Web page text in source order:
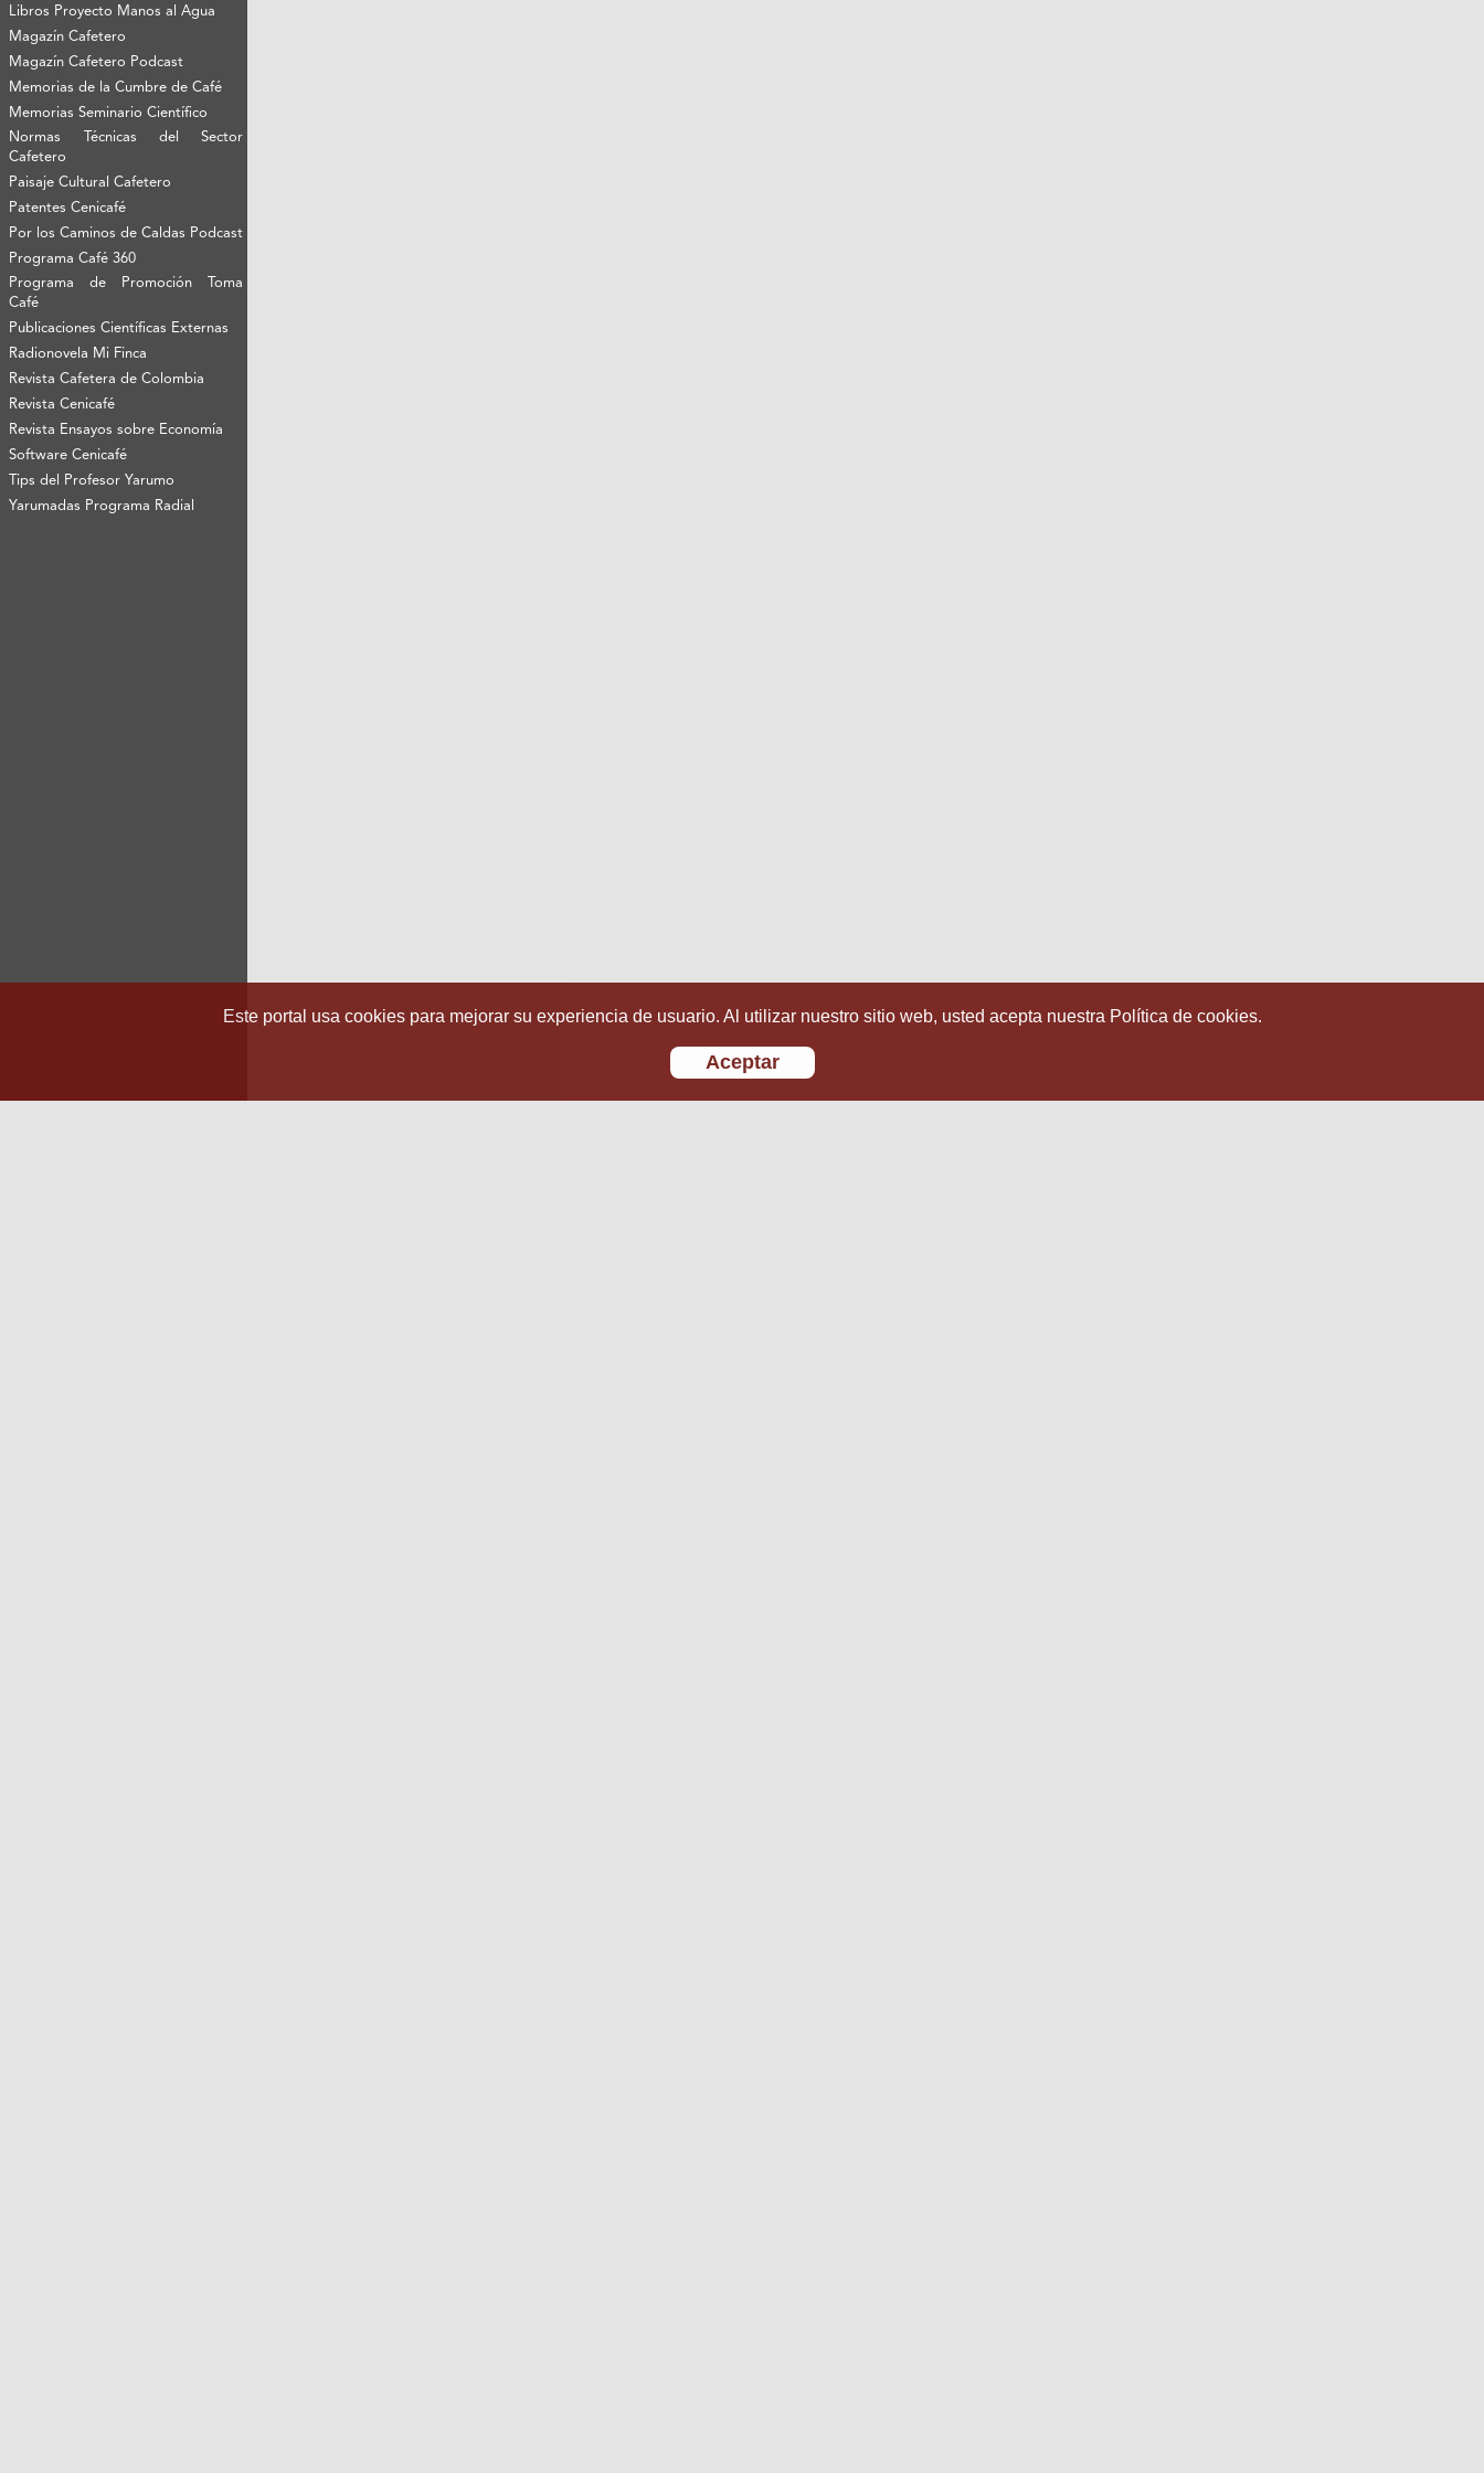
Libros Proyecto Manos al Agua
Magazín Cafetero
Magazín Cafetero Podcast
Memorias de la Cumbre de Café
Memorias Seminario Científico
Normas Técnicas del Sector
Cafetero
Paisaje Cultural Cafetero
Patentes Cenicafé
Por los Caminos de Caldas Podcast
Programa Café 360
Programa de Promoción Toma
Café
Publicaciones Científicas Externas
Radionovela Mi Finca
Revista Cafetera de Colombia
Revista Cenicafé
Revista Ensayos sobre Economía
Software Cenicafé
Tips del Profesor Yarumo
Yarumadas Programa Radial
Este portal usa cookies para mejorar su experiencia de usuario. Al utilizar nuestro sitio web, usted acepta nuestra Política de cookies.
Aceptar